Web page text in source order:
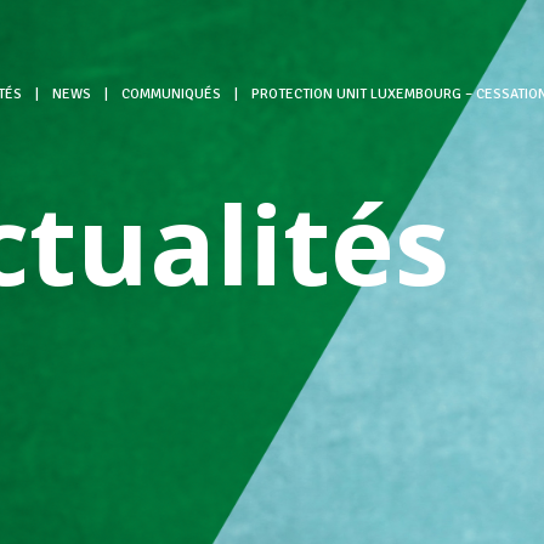
NEWS COMMUNIQUÉS PROTECTION UNIT LUXEMBOURG –